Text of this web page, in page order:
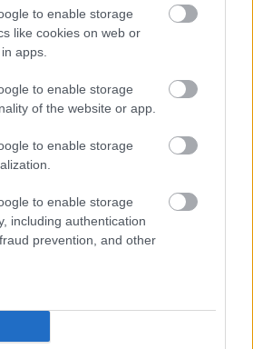
to enable storage
like cookies on web or
apps.
to enable storage
of the website or app.
to enable storage
to enable storage
including authentication
prevention, and other
médecin.